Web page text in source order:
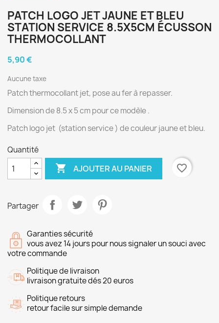
PATCH LOGO JET JAUNE ET BLEU
STATION SERVICE 8.5X5CM ÉCUSSON
THERMOCOLLANT
5,90 €
Aucune taxe
Patch thermocollant jet, pose au fer à repasser.
Dimension de 8.5 x 5 cm pour ce modèle .
Patch logo jet (station service ) de couleur jaune et bleu.
Quantité
 AJOUTER AU PANIER favorite_border
Partager
Garanties sécurité
vous avez 14 jours pour nous signaler un souci avec
votre commande
Politique de livraison
livraison gratuite dés 20 euros
Politique retours
retour facile sur simple demande